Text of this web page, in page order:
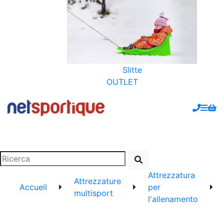
Slitte
OUTLET
Accueil
Attrezzature
multisport
Attrezzatura
per
l'allenamento